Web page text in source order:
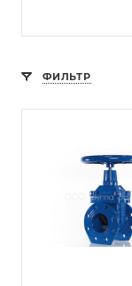
ФИЛЬТР